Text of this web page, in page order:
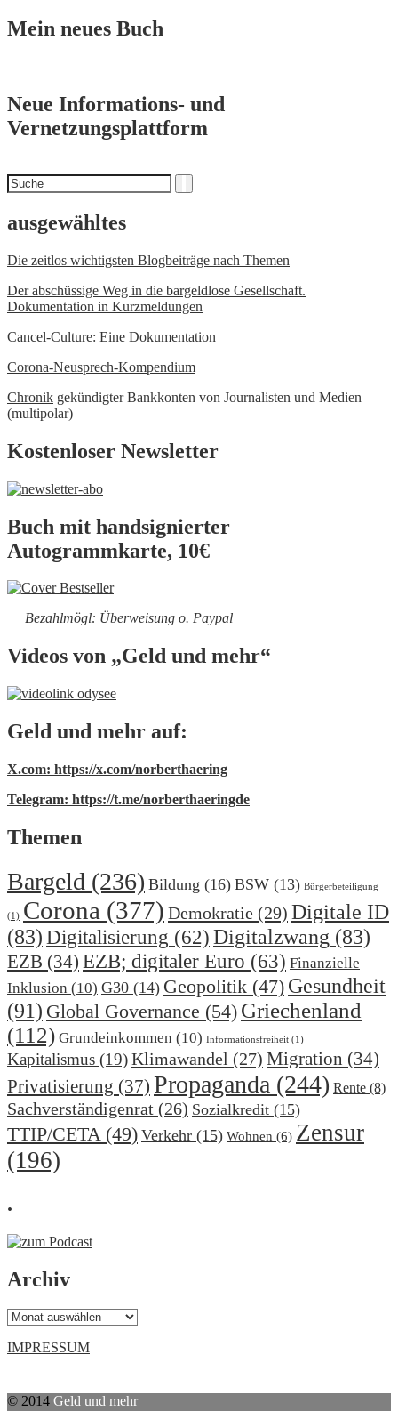
Mein neues Buch
Neue Informations- und
Vernetzungsplattform
Suchen
nach
ausgewähltes
Die zeitlos wichtigsten Blogbeiträge nach Themen
Der abschüssige Weg in die bargeldlose Gesellschaft.
Dokumentation in Kurzmeldungen
Cancel-Culture: Eine Dokumentation
Corona-Neusprech-Kompendium
Chronik gekündigter Bankkonten von Journalisten und Medien
(multipolar)
Kostenloser Newsletter
Buch mit handsignierter
Autogrammkarte, 10€
Bezahlmögl: Überweisung o. Paypal
Videos von „Geld und mehr“
Geld und mehr auf:
X.com: https://x.com/norberthaering
Telegram: https://t.me/norberthaeringde
Themen
Bargeld (236) Bildung (16) BSW (13) Bürgerbeteiligung
(1) Corona (377) Demokratie (29) Digitale ID
(83) Digitalisierung (62) Digitalzwang (83)
EZB (34) EZB; digitaler Euro (63) Finanzielle
Inklusion (10) G30 (14) Geopolitik (47) Gesundheit
(91) Global Governance (54) Griechenland
(112) Grundeinkommen (10) Informationsfreiheit (1)
Kapitalismus (19)Klimawandel (27) Migration (34)
Privatisierung (37) Propaganda (244) Rente (8)
Sachverständigenrat (26) Sozialkredit (15)
TTIP/CETA (49) Verkehr (15) Wohnen (6) Zensur
(196)
.
Archiv
Archiv
IMPRESSUM
© 2014 Geld und mehr